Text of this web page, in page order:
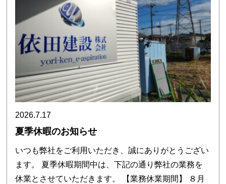
2026.7.17
夏季休暇のお知らせ
いつも弊社をご利用いただき、誠にありがとうござい
ます。 夏季休暇期間中は、下記の通り弊社の業務を
休業とさせていただきます。 【業務休業期間】 ８月